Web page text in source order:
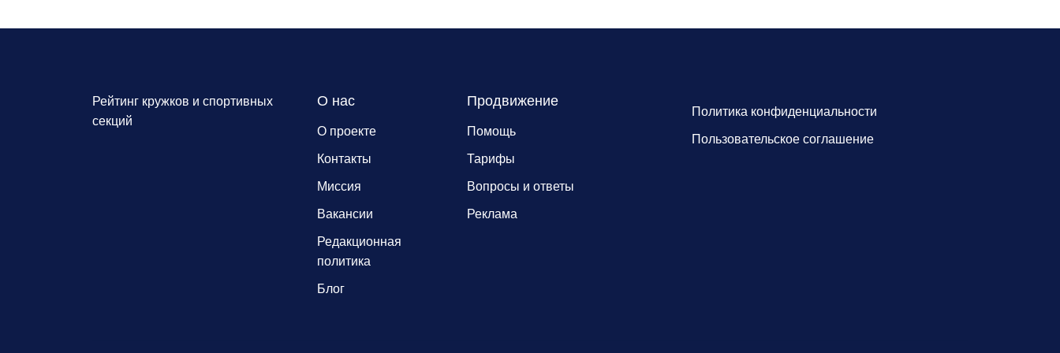
Рейтинг кружков и спортивных
секций
О нас
О проекте
Контакты
Миссия
Вакансии
Редакционная
политика
Блог
Продвижение
Помощь
Тарифы
Вопросы и ответы
Реклама
Политика конфиденциальности
Пользовательское соглашение